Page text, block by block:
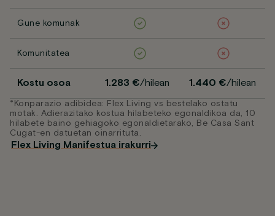
Gune komunak
Komunitatea
Kostu osoa 1.283 €/hilean 1.440 €/hilean
*Konparazio adibidea: Flex Living vs bestelako ostatu
motak. Adierazitako kostua hilabeteko egonaldikoa da, 10
hilabete baino gehiagoko egonaldietarako, Be Casa Sant
Cugat-en datuetan oinarrituta.
Flex Living Manifestua irakurri